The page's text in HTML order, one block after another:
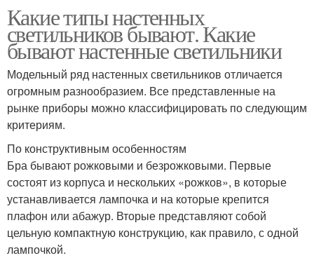
Какие типы настенных
светильников бывают. Какие
бывают настенные светильники
Модельный ряд настенных светильников отличается
огромным разнообразием. Все представленные на
рынке приборы можно классифицировать по следующим
критериям.
По конструктивным особенностям
Бра бывают рожковыми и безрожковыми. Первые
состоят из корпуса и нескольких «рожков», в которые
устанавливается лампочка и на которые крепится
плафон или абажур. Вторые представляют собой
цельную компактную конструкцию, как правило, с одной
лампочкой.